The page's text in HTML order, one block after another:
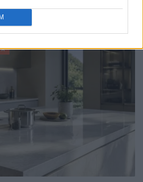
con queso para el calor